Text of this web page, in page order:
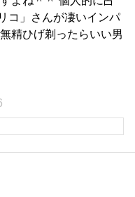
コ」さんが凄いインパ
精ひげ剃ったらいい男